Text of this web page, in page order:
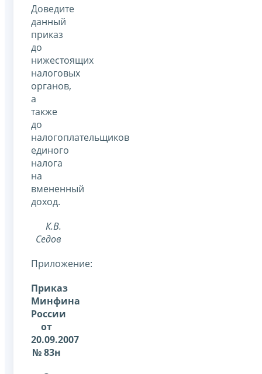
Доведите
данный
приказ
до
нижестоящих
налоговых
органов,
а
также
до
налогоплательщиков
единого
налога
на
вмененный
доход.
К.В.
Седов
Приложение:
Приказ
Минфина
России
от
20.09.2007
№ 83н